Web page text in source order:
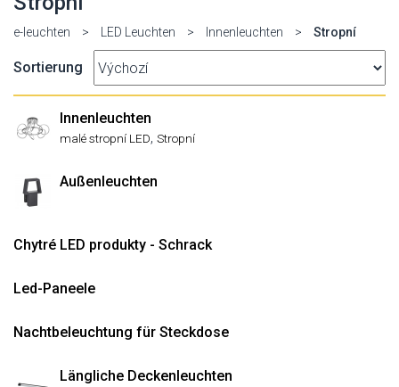
e-leuchten > LED Leuchten > Innenleuchten > Stropní
Sortierung
Innenleuchten
malé stropní LED, Stropní
Außenleuchten
Chytré LED produkty - Schrack
Led-Paneele
Nachtbeleuchtung für Steckdose
Längliche Deckenleuchten